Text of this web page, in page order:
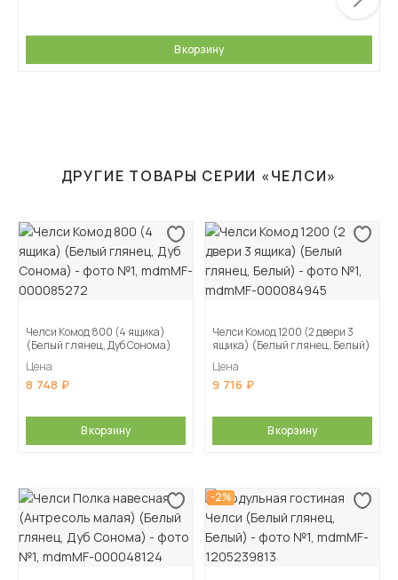
В корзину
ДРУГИЕ ТОВАРЫ СЕРИИ «ЧЕЛСИ»
Челси Комод 800 (4 ящика)
(Белый глянец, Дуб Сонома)
Цена
8 748
В корзину
Челси Комод 1200 (2 двери 3
ящика) (Белый глянец, Белый)
Цена
9 716
В корзину
-2%